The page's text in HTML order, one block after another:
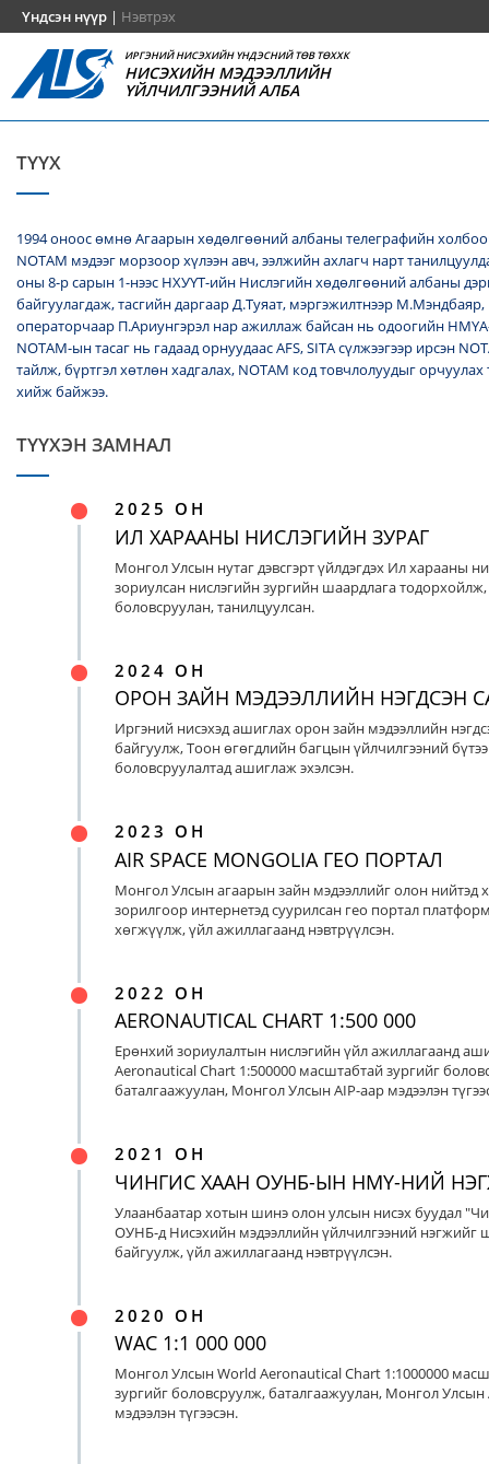
Үндсэн нүүр | Нэвтрэх
ИРГЭНИЙ НИСЭХИЙН ҮНДЭСНИЙ ТӨВ ТӨХХК
НИСЭХИЙН МЭДЭЭЛЛИЙН
ҮЙЛЧИЛГЭЭНИЙ АЛБА
ТҮҮХ
1994 оноос өмнө Агаарын хөдөлгөөний албаны телеграфийн
NОТАМ мэдээг морзоор хүлээн авч, ээлжийн ахлагч нарт
оны 8-р сарын 1-нээс НХУҮТ-ийн Нислэгийн хөдөлгөөний албаны
байгуулагдаж, тасгийн даргаар Д.Туяат, мэргэжилтнээр
операторчаар П.Ариунгэрэл нар ажиллаж байсан нь одоогийн
NOTAM-ын тасаг нь гадаад орнуудаас AFS, SITA сүлжээгээр ирсэн
тайлж, бүртгэл хөтлөн хадгалах, NОТАМ код товчлолуудыг
хийж байжээ.
ТҮҮХЭН ЗАМНАЛ
2025 ОН
ИЛ ХАРААНЫ НИСЛЭГИЙН ЗУРАГ
Монгол Улсын нутаг дэвсгэрт үйлдэгдэх Ил харааны
зориулсан нислэгийн зургийн шаардлага тодорхойлж,
боловсруулан, танилцуулсан.
2024 ОН
ОРОН ЗАЙН МЭДЭЭЛЛИЙН НЭГДСЭН
Иргэний нисэхэд ашиглах орон зайн мэдээллийн
байгуулж, Тоон өгөгдлийн багцын үйлчилгээний
боловсруулалтад ашиглаж эхэлсэн.
2023 ОН
AIR SPACE MONGOLIA ГЕО ПОРТАЛ
Монгол Улсын агаарын зайн мэдээллийг олон нийтэд
зорилгоор интернетэд суурилсан гео портал
хөгжүүлж, үйл ажиллагаанд нэвтрүүлсэн.
2022 ОН
AERONAUTICAL CHART 1:500 000
Ерөнхий зориулалтын нислэгийн үйл ажиллагаанд
Aeronautical Chart 1:500000 масштабтай зургийг
баталгаажуулан, Монгол Улсын AIP-аар мэдээлэн
2021 ОН
ЧИНГИС ХААН ОУНБ-ЫН НМҮ-НИЙ
Улаанбаатар хотын шинэ олон улсын нисэх буудал
ОУНБ-д Нисэхийн мэдээллийн үйлчилгээний нэгжийг
байгуулж, үйл ажиллагаанд нэвтрүүлсэн.
2020 ОН
WAC 1:1 000 000
Монгол Улсын World Aeronautical Chart 1:1000000
зургийг боловсруулж, баталгаажуулан, Монгол Улсын
мэдээлэн түгээсэн.